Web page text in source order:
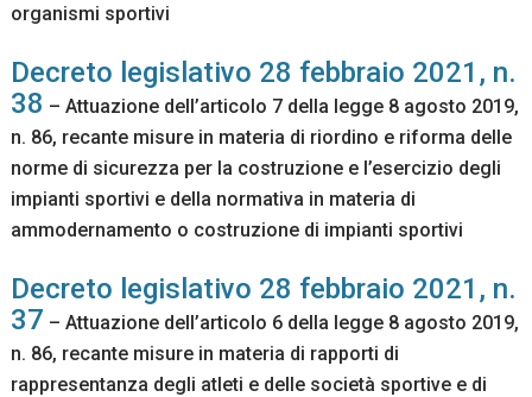
organismi sportivi
Decreto legislativo 28 febbraio 2021, n.
38 – Attuazione dell’articolo 7 della legge 8 agosto 2019,
n. 86, recante misure in materia di riordino e riforma delle
norme di sicurezza per la costruzione e l’esercizio degli
impianti sportivi e della normativa in materia di
ammodernamento o costruzione di impianti sportivi
Decreto legislativo 28 febbraio 2021, n.
37 – Attuazione dell’articolo 6 della legge 8 agosto 2019,
n. 86, recante misure in materia di rapporti di
rappresentanza degli atleti e delle società sportive e di